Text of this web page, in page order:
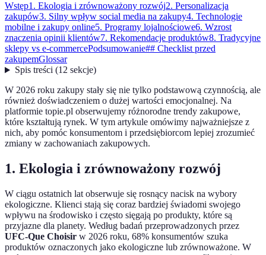
Wstęp1. Ekologia i zrównoważony rozwój2. Personalizacja
zakupów3. Silny wpływ social media na zakupy4. Technologie
mobilne i zakupy online5. Programy lojalnościowe6. Wzrost
znaczenia opinii klientów7. Rekomendacje produktów8. Tradycyjne
sklepy vs e-commercePodsumowanie## Checklist przed
zakupemGlossar
Spis treści(12 sekcje)
W 2026 roku zakupy stały się nie tylko podstawową czynnością, ale
również doświadczeniem o dużej wartości emocjonalnej. Na
platformie topie.pl obserwujemy różnorodne trendy zakupowe,
które kształtują rynek. W tym artykule omówimy najważniejsze z
nich, aby pomóc konsumentom i przedsiębiorcom lepiej zrozumieć
zmiany w zachowaniach zakupowych.
1. Ekologia i zrównoważony rozwój
W ciągu ostatnich lat obserwuje się rosnący nacisk na wybory
ekologiczne. Klienci stają się coraz bardziej świadomi swojego
wpływu na środowisko i często sięgają po produkty, które są
przyjazne dla planety. Według badań przeprowadzonych przez
UFC-Que Choisir w 2026 roku, 68% konsumentów szuka
produktów oznaczonych jako ekologiczne lub zrównoważone. W